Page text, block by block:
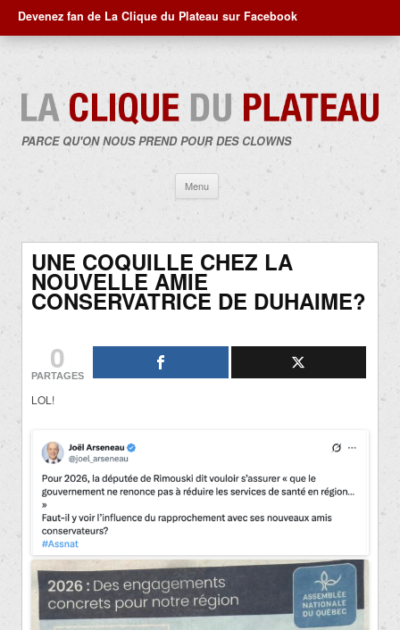
Devenez fan de La Clique du Plateau sur Facebook
PARCE QU'ON NOUS PREND POUR DES CLOWNS
Menu
contenu
UNE COQUILLE CHEZ LA
NOUVELLE AMIE
CONSERVATRICE DE DUHAIME?
0
PARTAGES
LOL!